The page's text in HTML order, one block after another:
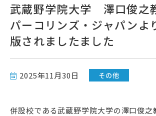
高校受験をお考えの方
各種書式
武蔵野学院大学 澤口俊之
パーコリンズ・ジャパンよ
版されましたました
2025年11月30日 その他
併設校である武蔵野学院大学の澤口俊之